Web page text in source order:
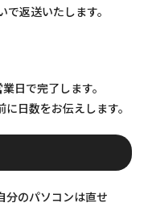
返送いたします。
日で完了します。
日数をお伝えします。
分のパソコンは直せ